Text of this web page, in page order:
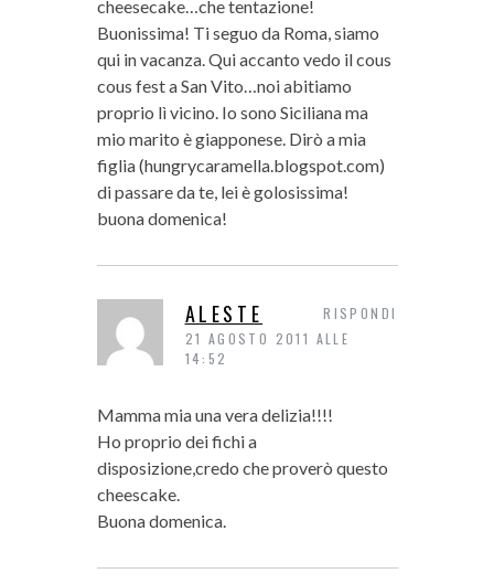
cheesecake…che tentazione!
Buonissima! Ti seguo da Roma, siamo
qui in vacanza. Qui accanto vedo il cous
cous fest a San Vito…noi abitiamo
proprio lì vicino. Io sono Siciliana ma
mio marito è giapponese. Dirò a mia
figlia (hungrycaramella.blogspot.com)
di passare da te, lei è golosissima!
buona domenica!
ALESTE
21 AGOSTO 2011 ALLE
14:52
Mamma mia una vera delizia!!!!
Ho proprio dei fichi a
disposizione,credo che proverò questo
cheescake.
Buona domenica.
RISPONDI